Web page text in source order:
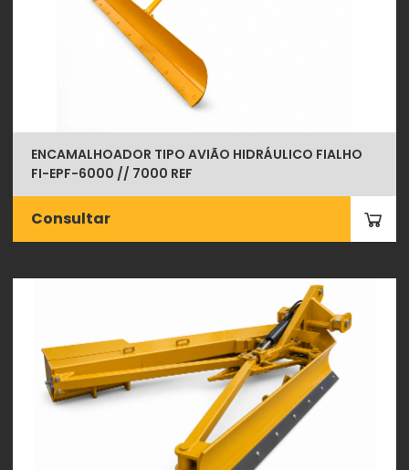
ENCAMALHOADOR TIPO AVIÃO HIDRÁULICO FIALHO
FI-EPF-6000 // 7000 REF
Consultar